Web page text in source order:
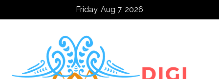
Friday, Aug 7, 2026